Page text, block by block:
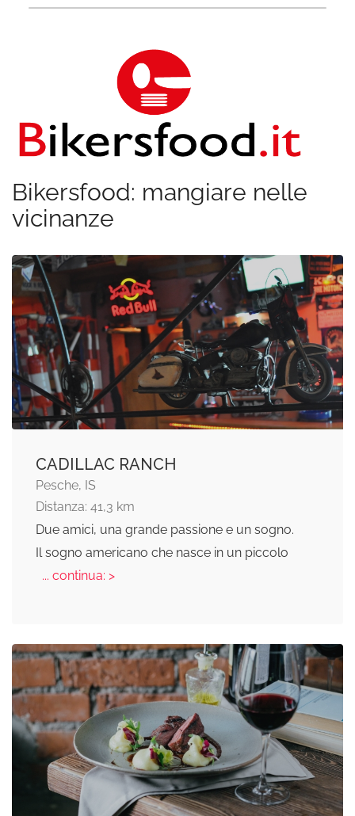
Bikersfood: mangiare nelle
vicinanze
CADILLAC RANCH
Pesche, IS
Distanza: 41,3 km
Due amici, una grande passione e un sogno.
Il sogno americano che nasce in un piccolo
... continua: >